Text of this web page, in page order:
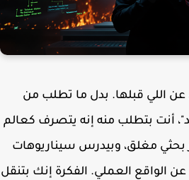
اللي قبلها. بدل ما تطلب من
أنت بتطلب منه إنه يتصرف كعالم
مغلق، وبيدرس سيناريوهات
العملي. الفكرة إنك بتنقل